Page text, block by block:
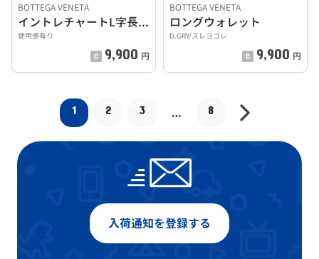
BOTTEGA VENETA
イントレチャートL字長財布
使用感有り
9,900 円
BOTTEGA VENETA
ロングウォレット
D.GRY/スレヨゴレ
9,900 円
1 2 3 … 8
入荷通知を登録する